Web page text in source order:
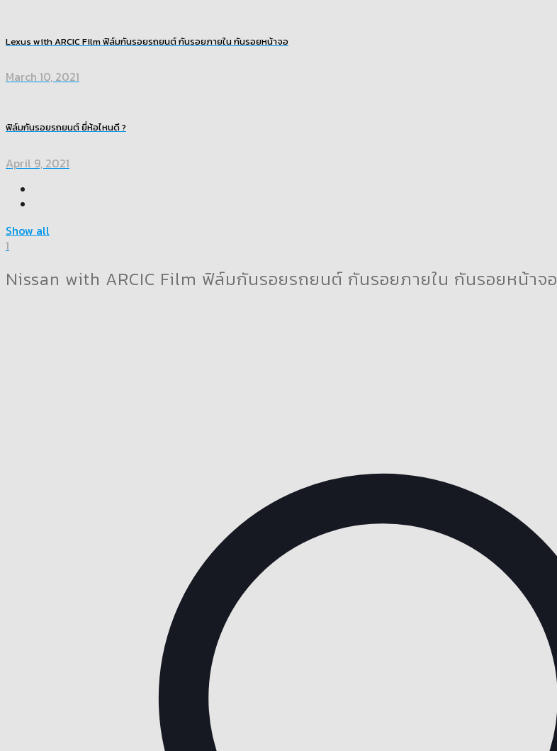
Lexus with ARCIC Film ฟิล์มกันรอยรถยนต์ กันรอยภายใน กันรอยหน้าจอ
March 10, 2021
ฟิล์มกันรอยรถยนต์ ยี่ห้อไหนดี ?
April 9, 2021
Show all
1
Nissan with ARCIC Film ฟิล์มกันรอยรถยนต์ กันรอยภายใน กันรอยหน้าจอ